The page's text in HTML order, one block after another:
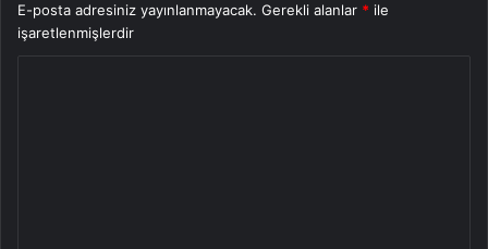
E-posta adresiniz yayınlanmayacak. Gerekli alanlar * ile
işaretlenmişlerdir